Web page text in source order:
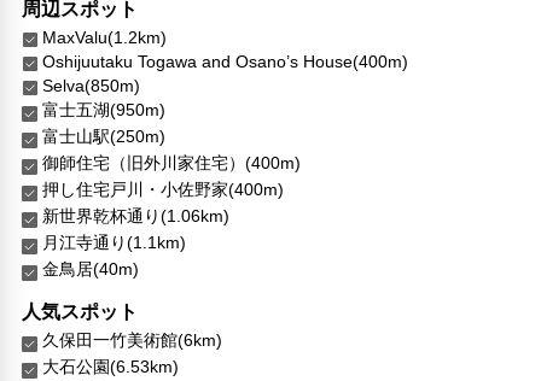
日本語
その他サービス
ロッカー
共用ラウンジ/TVエリア
トイレタリー
禁煙
自転車レンタル
24時間セキュリティ
コンタクトレス チェックイン/チェックアウト
医師/看護師 オンコール待機
郵便サービス
キャッシュレス支払いサービス
チェックイン（24時間対応）
周辺スポット
MaxValu(1.2km)
Oshijuutaku Togawa and Osano’s House(400m)
Selva(850m)
富士五湖(950m)
富士山駅(250m)
御師住宅（旧外川家住宅）(400m)
押し住宅戸川・小佐野家(400m)
新世界乾杯通り(1.06km)
月江寺通り(1.1km)
金鳥居(40m)
人気スポット
久保田一竹美術館(6km)
大石公園(6.53km)